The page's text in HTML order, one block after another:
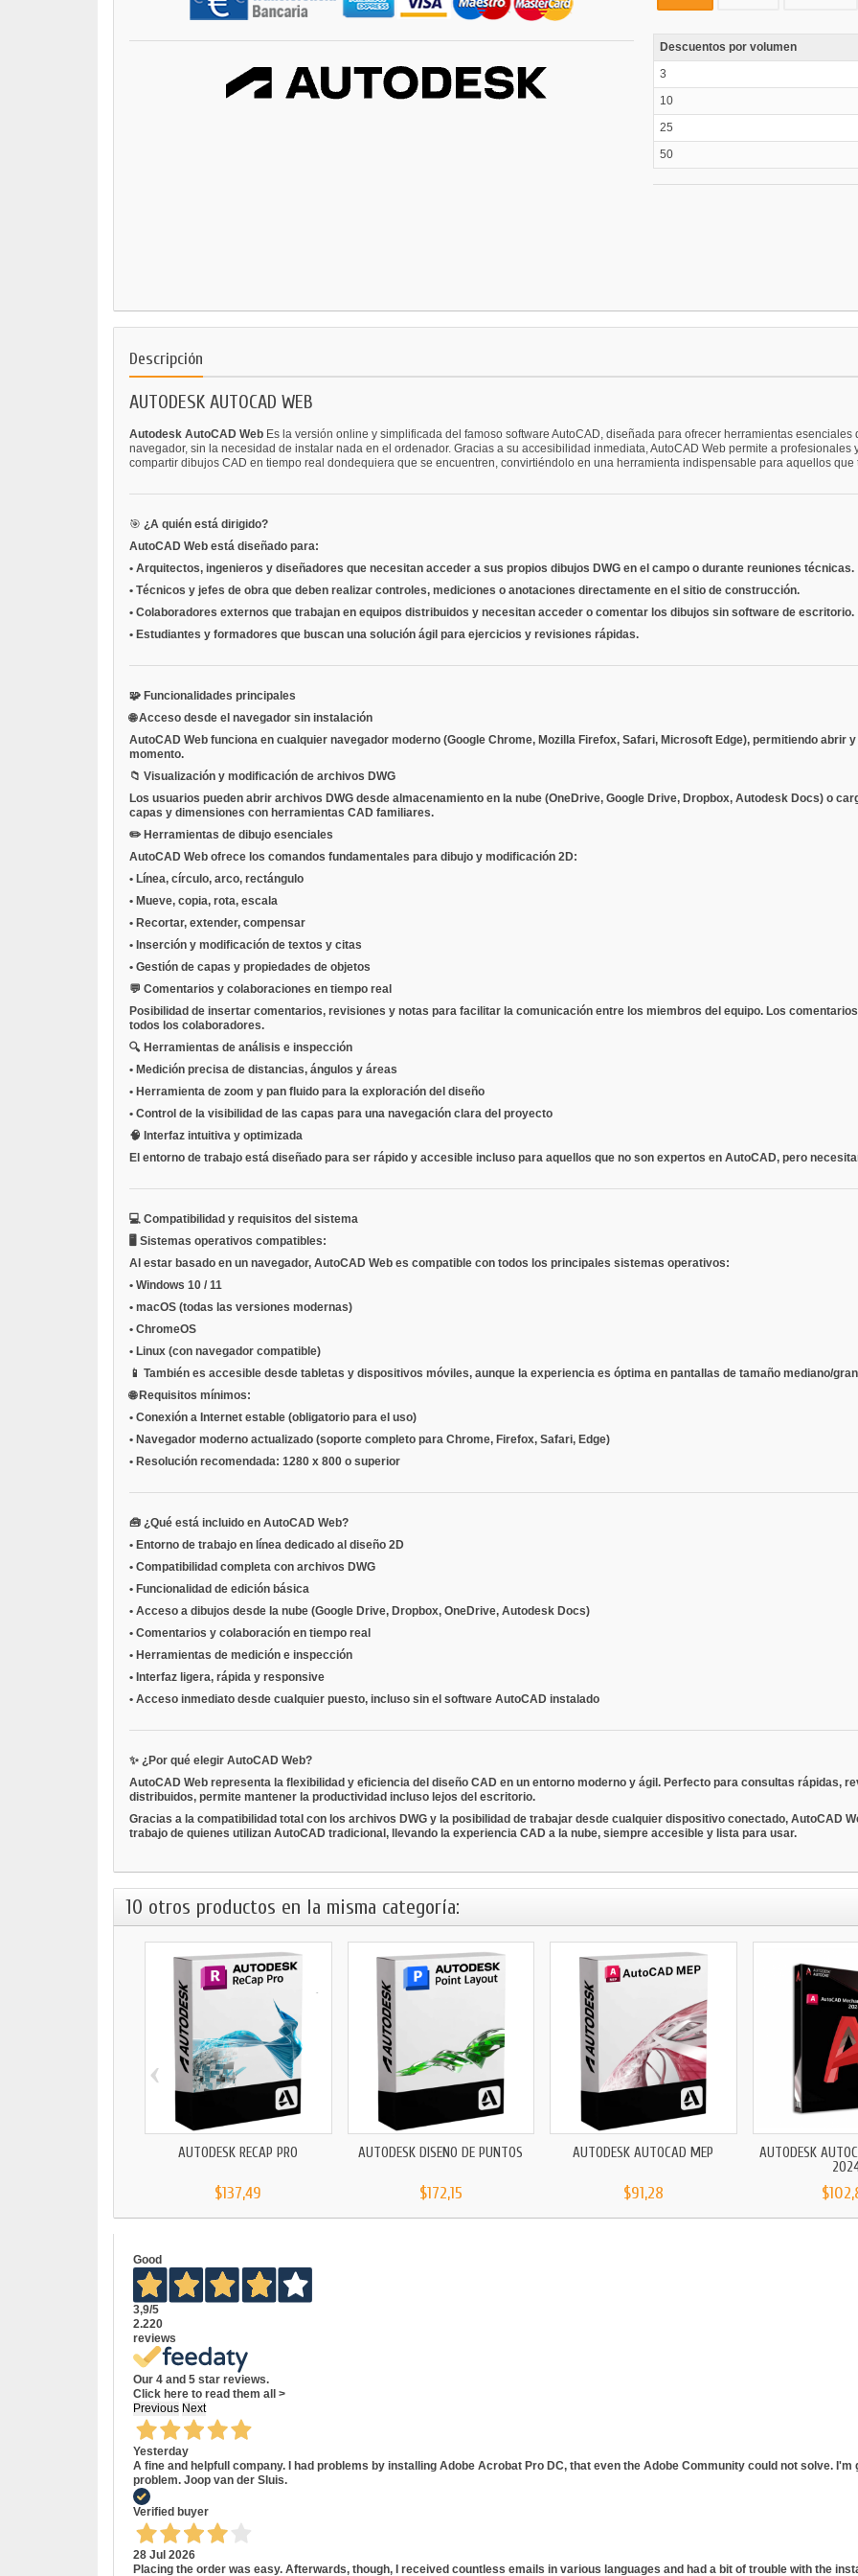
Descuentos por volumen
3
10
25
50
Descripción
AUTODESK AUTOCAD WEB
Autodesk AutoCAD Web Es la versión online y simplificada del famoso software AutoCAD, diseñada para ofrecer herramientas
navegador, sin la necesidad de instalar nada en el ordenador. Gracias a su accesibilidad inmediata, AutoCAD Web permite a profesionales
compartir dibujos CAD en tiempo real dondequiera que se encuentren, convirtiéndolo en una herramienta indispensable para aquellos
🎯 ¿A quién está dirigido?
AutoCAD Web está diseñado para:
• Arquitectos, ingenieros y diseñadores que necesitan acceder a sus propios dibujos DWG en el campo o durante reuniones técnicas.
• Técnicos y jefes de obra que deben realizar controles, mediciones o anotaciones directamente en el sitio de construcción.
• Colaboradores externos que trabajan en equipos distribuidos y necesitan acceder o comentar los dibujos sin software de escritorio.
• Estudiantes y formadores que buscan una solución ágil para ejercicios y revisiones rápidas.
🧩 Funcionalidades principales
🌐Acceso desde el navegador sin instalación
AutoCAD Web funciona en cualquier navegador moderno (Google Chrome, Mozilla Firefox, Safari, Microsoft Edge), permitiendo abrir
momento.
📁 Visualización y modificación de archivos DWG
Los usuarios pueden abrir archivos DWG desde almacenamiento en la nube (OneDrive, Google Drive, Dropbox, Autodesk Docs) o
capas y dimensiones con herramientas CAD familiares.
✏️ Herramientas de dibujo esenciales
AutoCAD Web ofrece los comandos fundamentales para dibujo y modificación 2D:
• Línea, círculo, arco, rectángulo
• Mueve, copia, rota, escala
• Recortar, extender, compensar
• Inserción y modificación de textos y citas
• Gestión de capas y propiedades de objetos
💬 Comentarios y colaboraciones en tiempo real
Posibilidad de insertar comentarios, revisiones y notas para facilitar la comunicación entre los miembros del equipo. Los
todos los colaboradores.
🔍 Herramientas de análisis e inspección
• Medición precisa de distancias, ángulos y áreas
• Herramienta de zoom y pan fluido para la exploración del diseño
• Control de la visibilidad de las capas para una navegación clara del proyecto
🧠 Interfaz intuitiva y optimizada
El entorno de trabajo está diseñado para ser rápido y accesible incluso para aquellos que no son expertos en AutoCAD, pero
💻 Compatibilidad y requisitos del sistema
🖥️ Sistemas operativos compatibles:
Al estar basado en un navegador, AutoCAD Web es compatible con todos los principales sistemas operativos:
• Windows 10 / 11
• macOS (todas las versiones modernas)
• ChromeOS
• Linux (con navegador compatible)
📱 También es accesible desde tabletas y dispositivos móviles, aunque la experiencia es óptima en pantallas de tamaño mediano/
🌐 Requisitos mínimos:
• Conexión a Internet estable (obligatorio para el uso)
• Navegador moderno actualizado (soporte completo para Chrome, Firefox, Safari, Edge)
• Resolución recomendada: 1280 x 800 o superior
🧰 ¿Qué está incluido en AutoCAD Web?
• Entorno de trabajo en línea dedicado al diseño 2D
• Compatibilidad completa con archivos DWG
• Funcionalidad de edición básica
• Acceso a dibujos desde la nube (Google Drive, Dropbox, OneDrive, Autodesk Docs)
• Comentarios y colaboración en tiempo real
• Herramientas de medición e inspección
• Interfaz ligera, rápida y responsive
• Acceso inmediato desde cualquier puesto, incluso sin el software AutoCAD instalado
✨ ¿Por qué elegir AutoCAD Web?
AutoCAD Web representa la flexibilidad y eficiencia del diseño CAD en un entorno moderno y ágil. Perfecto para consultas rápidas,
distribuidos, permite mantener la productividad incluso lejos del escritorio.
Gracias a la compatibilidad total con los archivos DWG y la posibilidad de trabajar desde cualquier dispositivo conectado, AutoCAD
trabajo de quienes utilizan AutoCAD tradicional, llevando la experiencia CAD a la nube, siempre accesible y lista para usar.
10 otros productos en la misma categoría:
AUTODESK RECAP PRO
$137,49
AUTODESK DISEÑO DE PUNTOS
$172,15
AUTODESK AUTOCAD MEP
$91,28
AUTODESK
‹
Good
3,9/5
2.220
reviews
Our 4 and 5 star reviews.
Click here to read them all >
Previous Next
Yesterday
A fine and helpfull company. I had problems by installing Adobe Acrobat Pro DC, that even the Adobe Community could not solve.
problem. Joop van der Sluis.
Verified buyer
28 Jul 2026
Placing the order was easy. Afterwards, though, I received countless emails in various languages and had a bit of trouble with the